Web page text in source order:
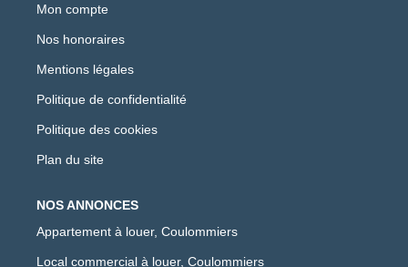
Mon compte
Nos honoraires
Mentions légales
Politique de confidentialité
Politique des cookies
Plan du site
NOS ANNONCES
Appartement à louer, Coulommiers
Local commercial à louer, Coulommiers